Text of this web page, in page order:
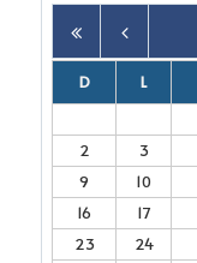
D L
2
3
9
10
16
17
23
24